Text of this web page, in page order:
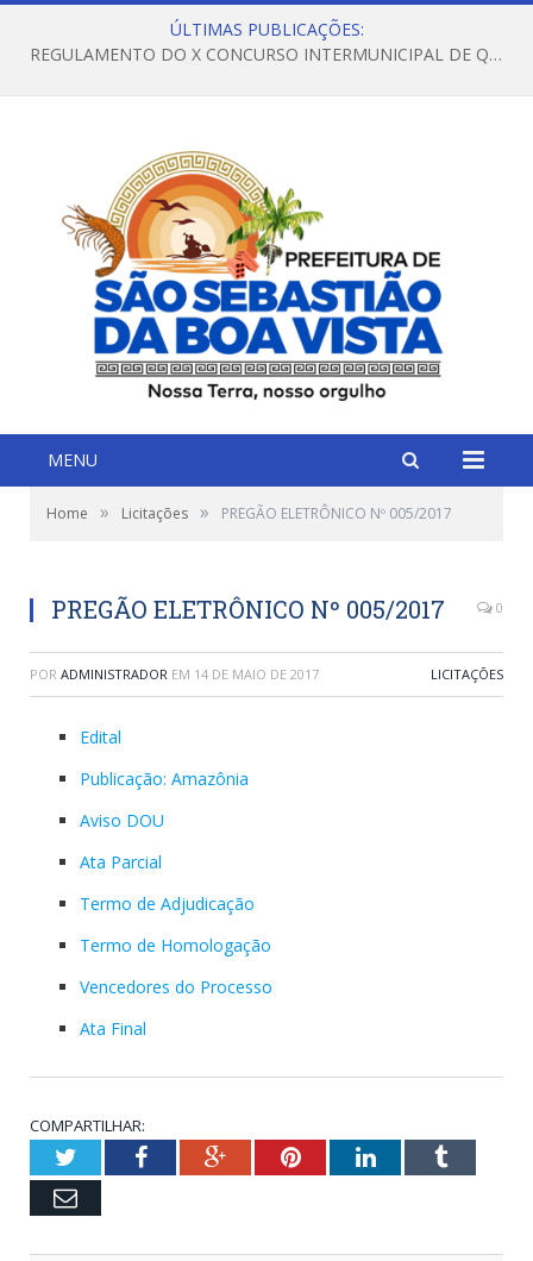
ÚLTIMAS PUBLICAÇÕES:
REGULAMENTO DO X CONCURSO INTERMUNICIPAL DE QUADRILHAS JUNINAS – 2026 – ARRAIÁ DA VENEZA
MENU
Home » Licitações » PREGÃO ELETRÔNICO Nº 005/2017
PREGÃO ELETRÔNICO Nº 005/2017 0
POR ADMINISTRADOR EM 14 DE MAIO DE 2017 LICITAÇÕES
Edital
Publicação: Amazônia
Aviso DOU
Ata Parcial
Termo de Adjudicação
Termo de Homologação
Vencedores do Processo
Ata Final
COMPARTILHAR:
TwitterFacebookGoogle+PinterestLinkedInTumblr
Email